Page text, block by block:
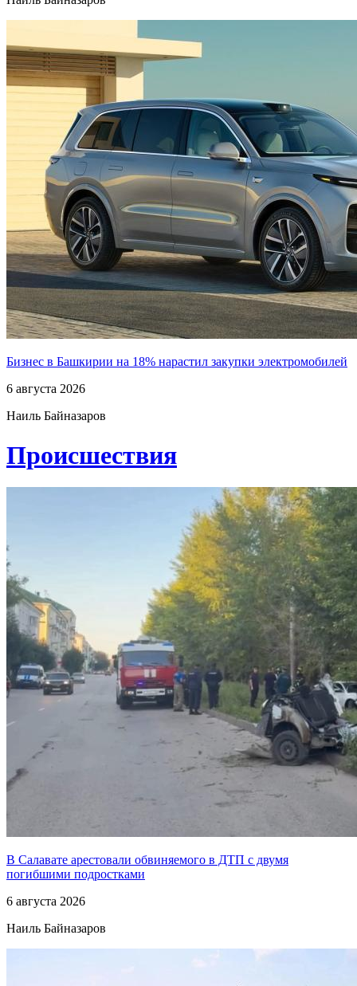
Бизнес в Башкирии на 18% нарастил закупки электромобилей
6 августа 2026
Наиль Байназаров
Проиcшествия
В Салавате арестовали обвиняемого в ДТП с двумя
погибшими подростками
6 августа 2026
Наиль Байназаров